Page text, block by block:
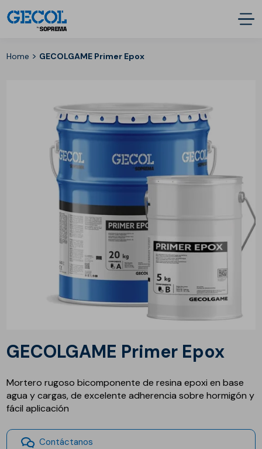
Home > GECOLGAME Primer Epox
GECOLGAME Primer Epox
Mortero rugoso bicomponente de resina epoxi en base
agua y cargas, de excelente adherencia sobre hormigón y
fácil aplicación
Contáctanos